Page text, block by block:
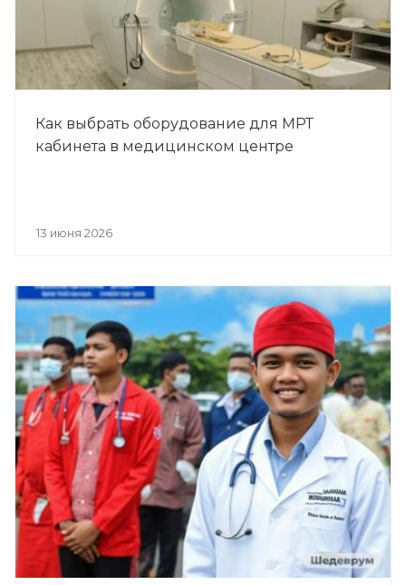
Как выбрать оборудование для МРТ
кабинета в медицинском центре
13 июня 2026